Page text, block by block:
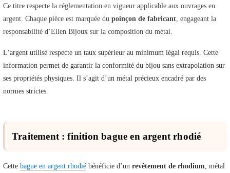
Ce titre respecte la réglementation en vigueur applicable aux ouvrages en
argent. Chaque pièce est marquée du poinçon de fabricant , engageant la
responsabilité d’Ellen Bijoux sur la composition du métal.
L’argent utilisé respecte un taux supérieur au minimum légal requis. Cette
information permet de garantir la conformité du bijou sans extrapolation sur
ses propriétés physiques. Il s’agit d’un métal précieux encadré par des
normes strictes.
Traitement : finition bague en argent rhodié
Cette bague en argent rhodié bénéficie d’un revêtement de rhodium , métal